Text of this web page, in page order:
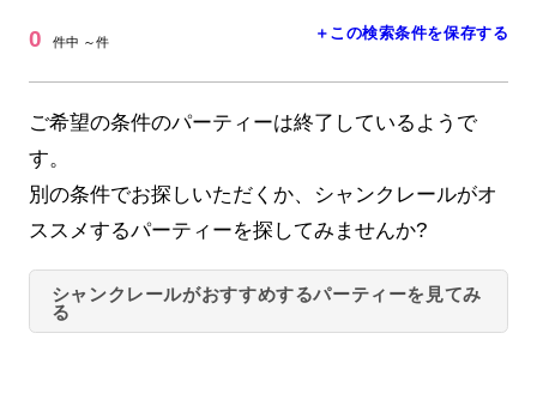
0 件中 ～件 ＋この検索条件を保存する
ご希望の条件のパーティーは終了しているようで
す。
別の条件でお探しいただくか、シャンクレールがオ
ススメするパーティーを探してみませんか?
シャンクレールがおすすめするパーティーを見てみ
る